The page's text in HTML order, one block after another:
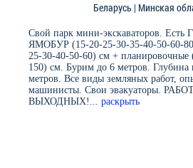
Беларусь | Минская
Свой парк мини-экскаваторов.
ЯМОБУР (15-20-25-30-35-40-50-60-
25-30-40-50-60) см + планировочные
150) см. Бурим до 6 метров. Глубина
метров. Все виды земляных работ,
машинисты. Свои эвакуаторы.
ВЫХОДНЫХ! ... раскрыть